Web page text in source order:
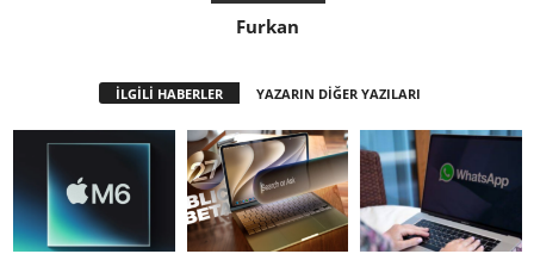
Furkan
İLGİLİ HABERLER YAZARIN DİĞER YAZILARI